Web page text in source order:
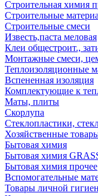
Строительная химия
Строительные
Строительные смеси
Известь,паста меловая
Клеи общестроит.,
Монтажные смеси,
Теплоизоляционные
Вспененная изоляция
Комплектующие к
Маты, плиты
Скорлупа
Стеклопластики,
Хозяйственные
Бытовая химия
Бытовая химия
Бытовая химия прочее
Вспомогательные
Товары личной